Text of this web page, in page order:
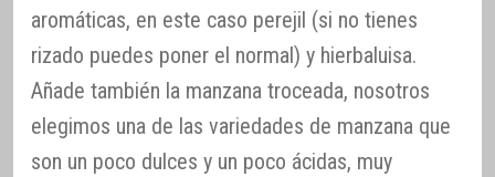
aromáticas, en este caso perejil (si no tienes
rizado puedes poner el normal) y hierbaluisa.
Añade también la manzana troceada, nosotros
elegimos una de las variedades de manzana que
son un poco dulces y un poco ácidas, muy